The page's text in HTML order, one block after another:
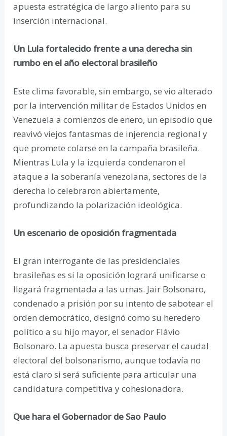
apuesta estratégica de largo aliento para su
inserción internacional.
Un Lula fortalecido frente a una derecha sin
rumbo en el año electoral brasileño
Este clima favorable, sin embargo, se vio alterado
por la intervención militar de Estados Unidos en
Venezuela a comienzos de enero, un episodio que
reavivó viejos fantasmas de injerencia regional y
que promete colarse en la campaña brasileña.
Mientras Lula y la izquierda condenaron el
ataque a la soberanía venezolana, sectores de la
derecha lo celebraron abiertamente,
profundizando la polarización ideológica.
Un escenario de oposición fragmentada
El gran interrogante de las presidenciales
brasileñas es si la oposición logrará unificarse o
llegará fragmentada a las urnas. Jair Bolsonaro,
condenado a prisión por su intento de sabotear el
orden democrático, designó como su heredero
político a su hijo mayor, el senador Flávio
Bolsonaro. La apuesta busca preservar el caudal
electoral del bolsonarismo, aunque todavía no
está claro si será suficiente para articular una
candidatura competitiva y cohesionadora.
Que hara el Gobernador de Sao Paulo